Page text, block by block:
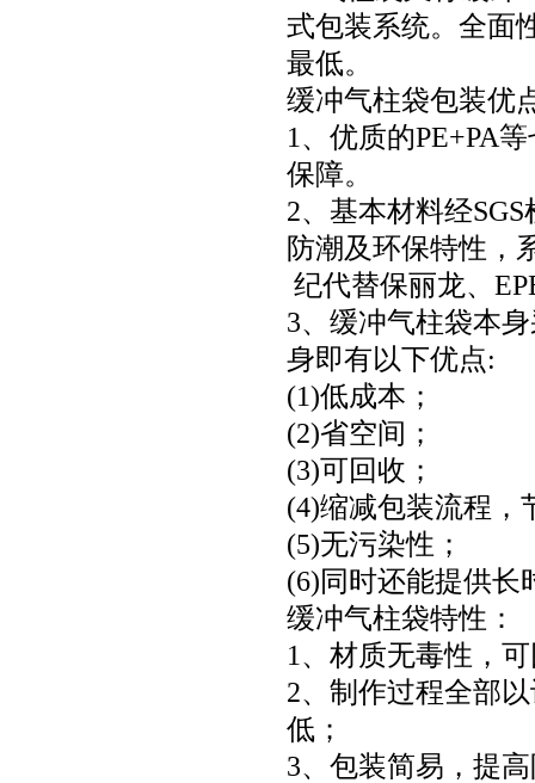
式包装系统。全面
最低。
缓冲气柱袋包装优
1、优质的PE+PA
保障。
2、基本材料经
防潮及环保特性，
纪代替保丽龙、
3、缓冲气柱袋本
身即有以下优点:
(1)低成本；
(2)省空间；
(3)可回收；
(4)缩减包装流程
(5)无污染性；
(6)同时还能提供长
缓冲气柱袋特性：
1、材质无毒性，
2、制作过程全部
低；
3、包装简易，提